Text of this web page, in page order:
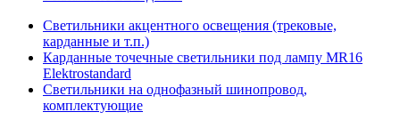
Светильники акцентного освещения (трековые,
карданные и т.п.)
Карданные точечные светильники под лампу MR16
Elektrostandard
Светильники на однофазный шинопровод,
комплектующие